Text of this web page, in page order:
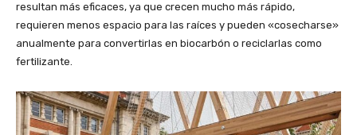
resultan más eficaces, ya que crecen mucho más rápido,
requieren menos espacio para las raíces y pueden «cosecharse»
anualmente para convertirlas en biocarbón o reciclarlas como
fertilizante.